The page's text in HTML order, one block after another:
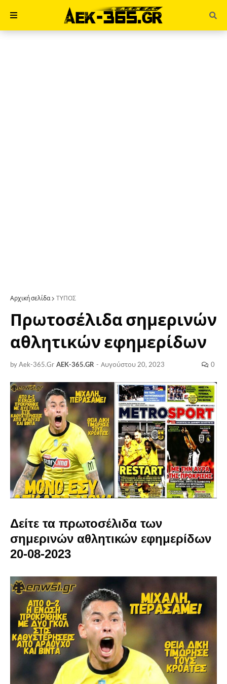
Αρχική σελίδα ΤΥΠΟΣ
Πρωτοσέλιδα σημερινών
αθλητικών εφημερίδων
by Aek-365.Gr AEK-365.GR - Αυγούστου 20, 2023 0
Δείτε τα πρωτοσέλιδα των
σημερινών αθλητικών εφημερίδων
20-08-2023